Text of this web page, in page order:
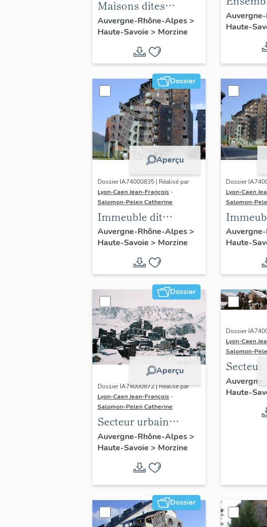
Maisons dites
chalets
Auvergne-Rhône-Alpes>
Haute-Savoie > Morzine
civil ;
de
Haute-
Dossier
Aperçu
Dossier IA74000835 | Réalisé par
Lyon-Caen Jean-François -
Salomon-Pelen Catherine
Immeuble dit
résidence le Saskia 2
Auvergne-Rhône-Alpes>
Haute-Savoie > Morzine
Dossier
Lyon-Caen
Salomon-
Haute-
Dossier
Aperçu
Dossier IA74000872 | Réalisé par
Lyon-Caen Jean-François -
Salomon-Pelen Catherine
Secteur urbain
concerté : quartier
les Crozats
Auvergne-Rhône-Alpes>
Haute-Savoie > Morzine
Dossier
Lyon-Caen
Salomon-
les
Auvergne-
Haute-
Dossier